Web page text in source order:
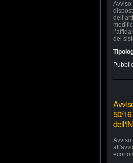
Avviso
del
50/16
Avviso